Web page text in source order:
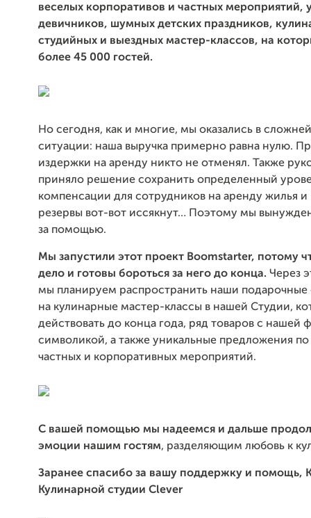
веселых корпоративов и частных мероприятий,
девичников, шумных детских праздников,
студийных и выездных мастер-классов, на
более 45 000 гостей.
Но сегодня, как и многие, мы оказались в
ситуации: наша выручка примерно равна нулю.
издержки на аренду никто не отменял. Также
приняло решение сохранить определенный
компенсации для сотрудников на аренду жилья
резервы вот-вот иссякнут… Поэтому мы
за помощью.
Мы запустили этот проект Boomstarter, потому
дело и готовы бороться за него до конца. Через
мы планируем распространить наши подарочные
на кулинарные мастер-классы в нашей Студии,
действовать до конца года, ряд товаров с нашей
символикой, а также уникальные предложения
частных и корпоративных мероприятий.
С вашей помощью мы надеемся и дальше
эмоции нашим гостям, разделяющим любовь к
Заранее спасибо за вашу поддержку и помощь,
Кулинарной студии Clever